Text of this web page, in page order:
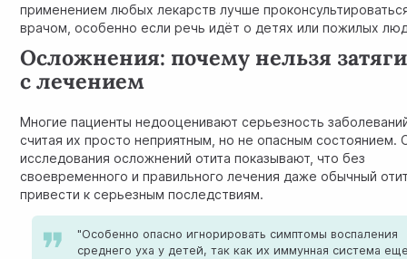
применением любых лекарств лучше
врачом, особенно если речь идёт о детях или пожилых
Осложнения: почему нельзя
с лечением
Многие пациенты недооценивают серьезность
считая их просто неприятным, но не опасным состоянием.
исследования осложнений отита показывают, что без
своевременного и правильного лечения даже обычный
привести к серьезным последствиям.
"Особенно опасно игнорировать симптомы воспаления
среднего уха у детей, так как их иммунная система